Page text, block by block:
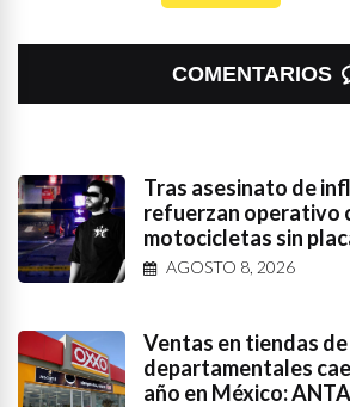
COMENTARIOS
Tras asesinato de
refuerzan operativo
motocicletas sin
AGOSTO 8, 2026
Ventas en tiendas
departamentales
año en México: